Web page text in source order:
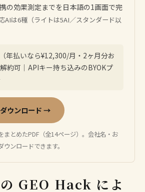
の効果測定までを日本語の1画面で完
AIは6種（ライトは5AI／スタンダード以
（年払いなら¥12,300/月・2ヶ月分お
約可｜APIキー持ち込みのBYOKプ
ウンロード →
まとめたPDF（全14ページ）。会社名・お
ンロードできます。
GEO Hack によ